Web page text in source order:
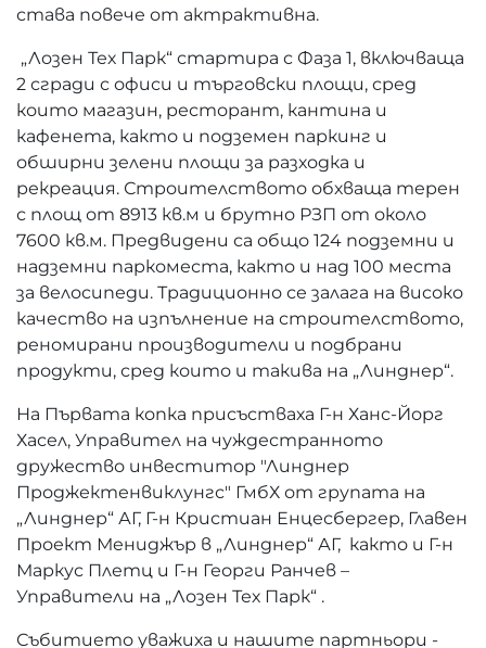
става повече от актрактивна.
„Лозен Тех Парк“ стартира с Фаза 1, включваща
2 сгради с офиси и търговски площи, сред
които магазин, ресторант, кантина и
кафенета, както и подземен паркинг и
обширни зелени площи за разходка и
рекреация. Строителството обхваща терен
с площ от 8913 кв.м и брутно РЗП от около
7600 кв.м. Предвидени са общо 124 подземни и
надземни паркоместа, както и над 100 места
за велосипеди. Традиционно се залага на високо
качество на изпълнение на строителството,
реномирани производители и подбрани
продукти, сред които и такива на „Линднер“.
На Първата копка присъстваха Г-н Ханс-Йорг
Хасел, Управител на чуждестранното
дружество инвеститор "Линднер
Проджектенвиклунгс" ГмбХ от групата на
„Линднер“ АГ, Г-н Кристиан Енцесбергер, Главен
Проект Мениджър в „Линднер“ АГ, както и Г-н
Маркус Плетц и Г-н Георги Ранчев –
Управители на „Лозен Тех Парк“ .
Събитието уважиха и нашите партньори -